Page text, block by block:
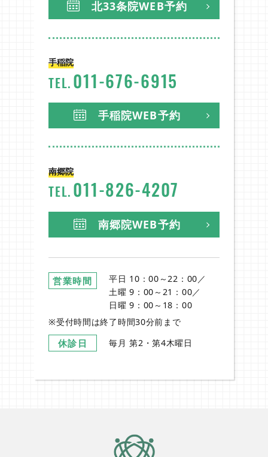
手稲院
南郷院
スタッフ紹介 採用情報
Instagram
北33条院WEB予約
手稲院
TEL. 011 -676-6915
手稲院WEB予約
南郷院
TEL. 011-826-4207
南郷院WEB予約
営業時間
平日 10：00～22：00／
土曜 9：00～21：00／
日曜 9：00～18：00
※受付時間は終了時間30分前まで
休診日 毎月 第2・第4木曜日